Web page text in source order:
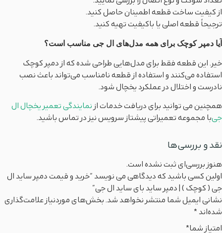
از کیفیت ساخت قطعه اطمینان حاصل کنید.
ترجیحاً قطعه اصلی یا باکیفیت تهیه کنید.
آیا دمپر کوچک برای همه مدل‌های ال جی مناسب است؟
خیر. این قطعه فقط برای مدل‌هایی طراحی شده که از دمپر کوچک
استفاده می‌کنند و استفاده از قطعه نامناسب می‌تواند باعث نصب
نادرست و اختلال در عملکرد یخچال شود.
همچنین می توانید برای دریافت خدمات ازنمایندگی تعمیر یخچال ال
جیبا مجموعه تعمیراتی پیشتاز سرویس نیز در تماس باشید.
نقد و بررسی‌ها
هنوز بررسی‌ای ثبت نشده است.
اولین کسی باشید که دیدگاهی می نویسد “خرید و قیمت دمپر ساید ال
جی ( کوچک ) | دمپر ساید بای ساید ال جی”
نشانی ایمیل شما منتشر نخواهد شد.بخش‌های موردنیاز علامت‌گذاری
شده‌اند *
امتیاز شما*